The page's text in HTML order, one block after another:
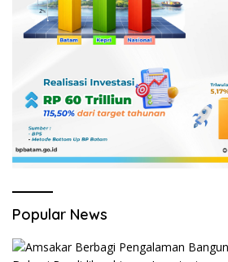
Popular News